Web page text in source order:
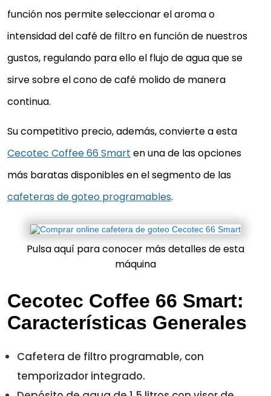
función nos permite seleccionar el aroma o
intensidad del café de filtro en función de nuestros
gustos, regulando para ello el flujo de agua que se
sirve sobre el cono de café molido de manera
continua.
Su competitivo precio, además, convierte a esta
Cecotec Coffee 66 Smart en una de las opciones
más baratas disponibles en el segmento de las
cafeteras de goteo programables.
Pulsa aquí para conocer más detalles de esta
máquina
Cecotec Coffee 66 Smart:
Características Generales
Cafetera de filtro programable, con
temporizador integrado.